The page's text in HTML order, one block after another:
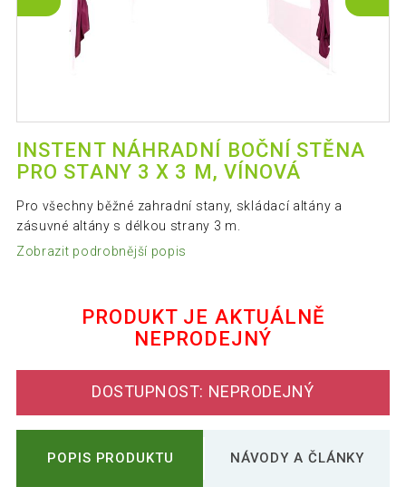
INSTENT NÁHRADNÍ BOČNÍ STĚNA
PRO STANY 3 X 3 M, VÍNOVÁ
Pro všechny běžné zahradní stany, skládací altány a
zásuvné altány s délkou strany 3 m.
Zobrazit podrobnější popis
PRODUKT JE AKTUÁLNĚ
NEPRODEJNÝ
DOSTUPNOST: NEPRODEJNÝ
POPIS PRODUKTU NÁVODY A ČLÁNKY